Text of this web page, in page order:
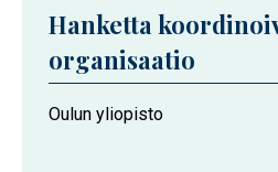
Hanketta
organisaatio
Oulun yliopisto